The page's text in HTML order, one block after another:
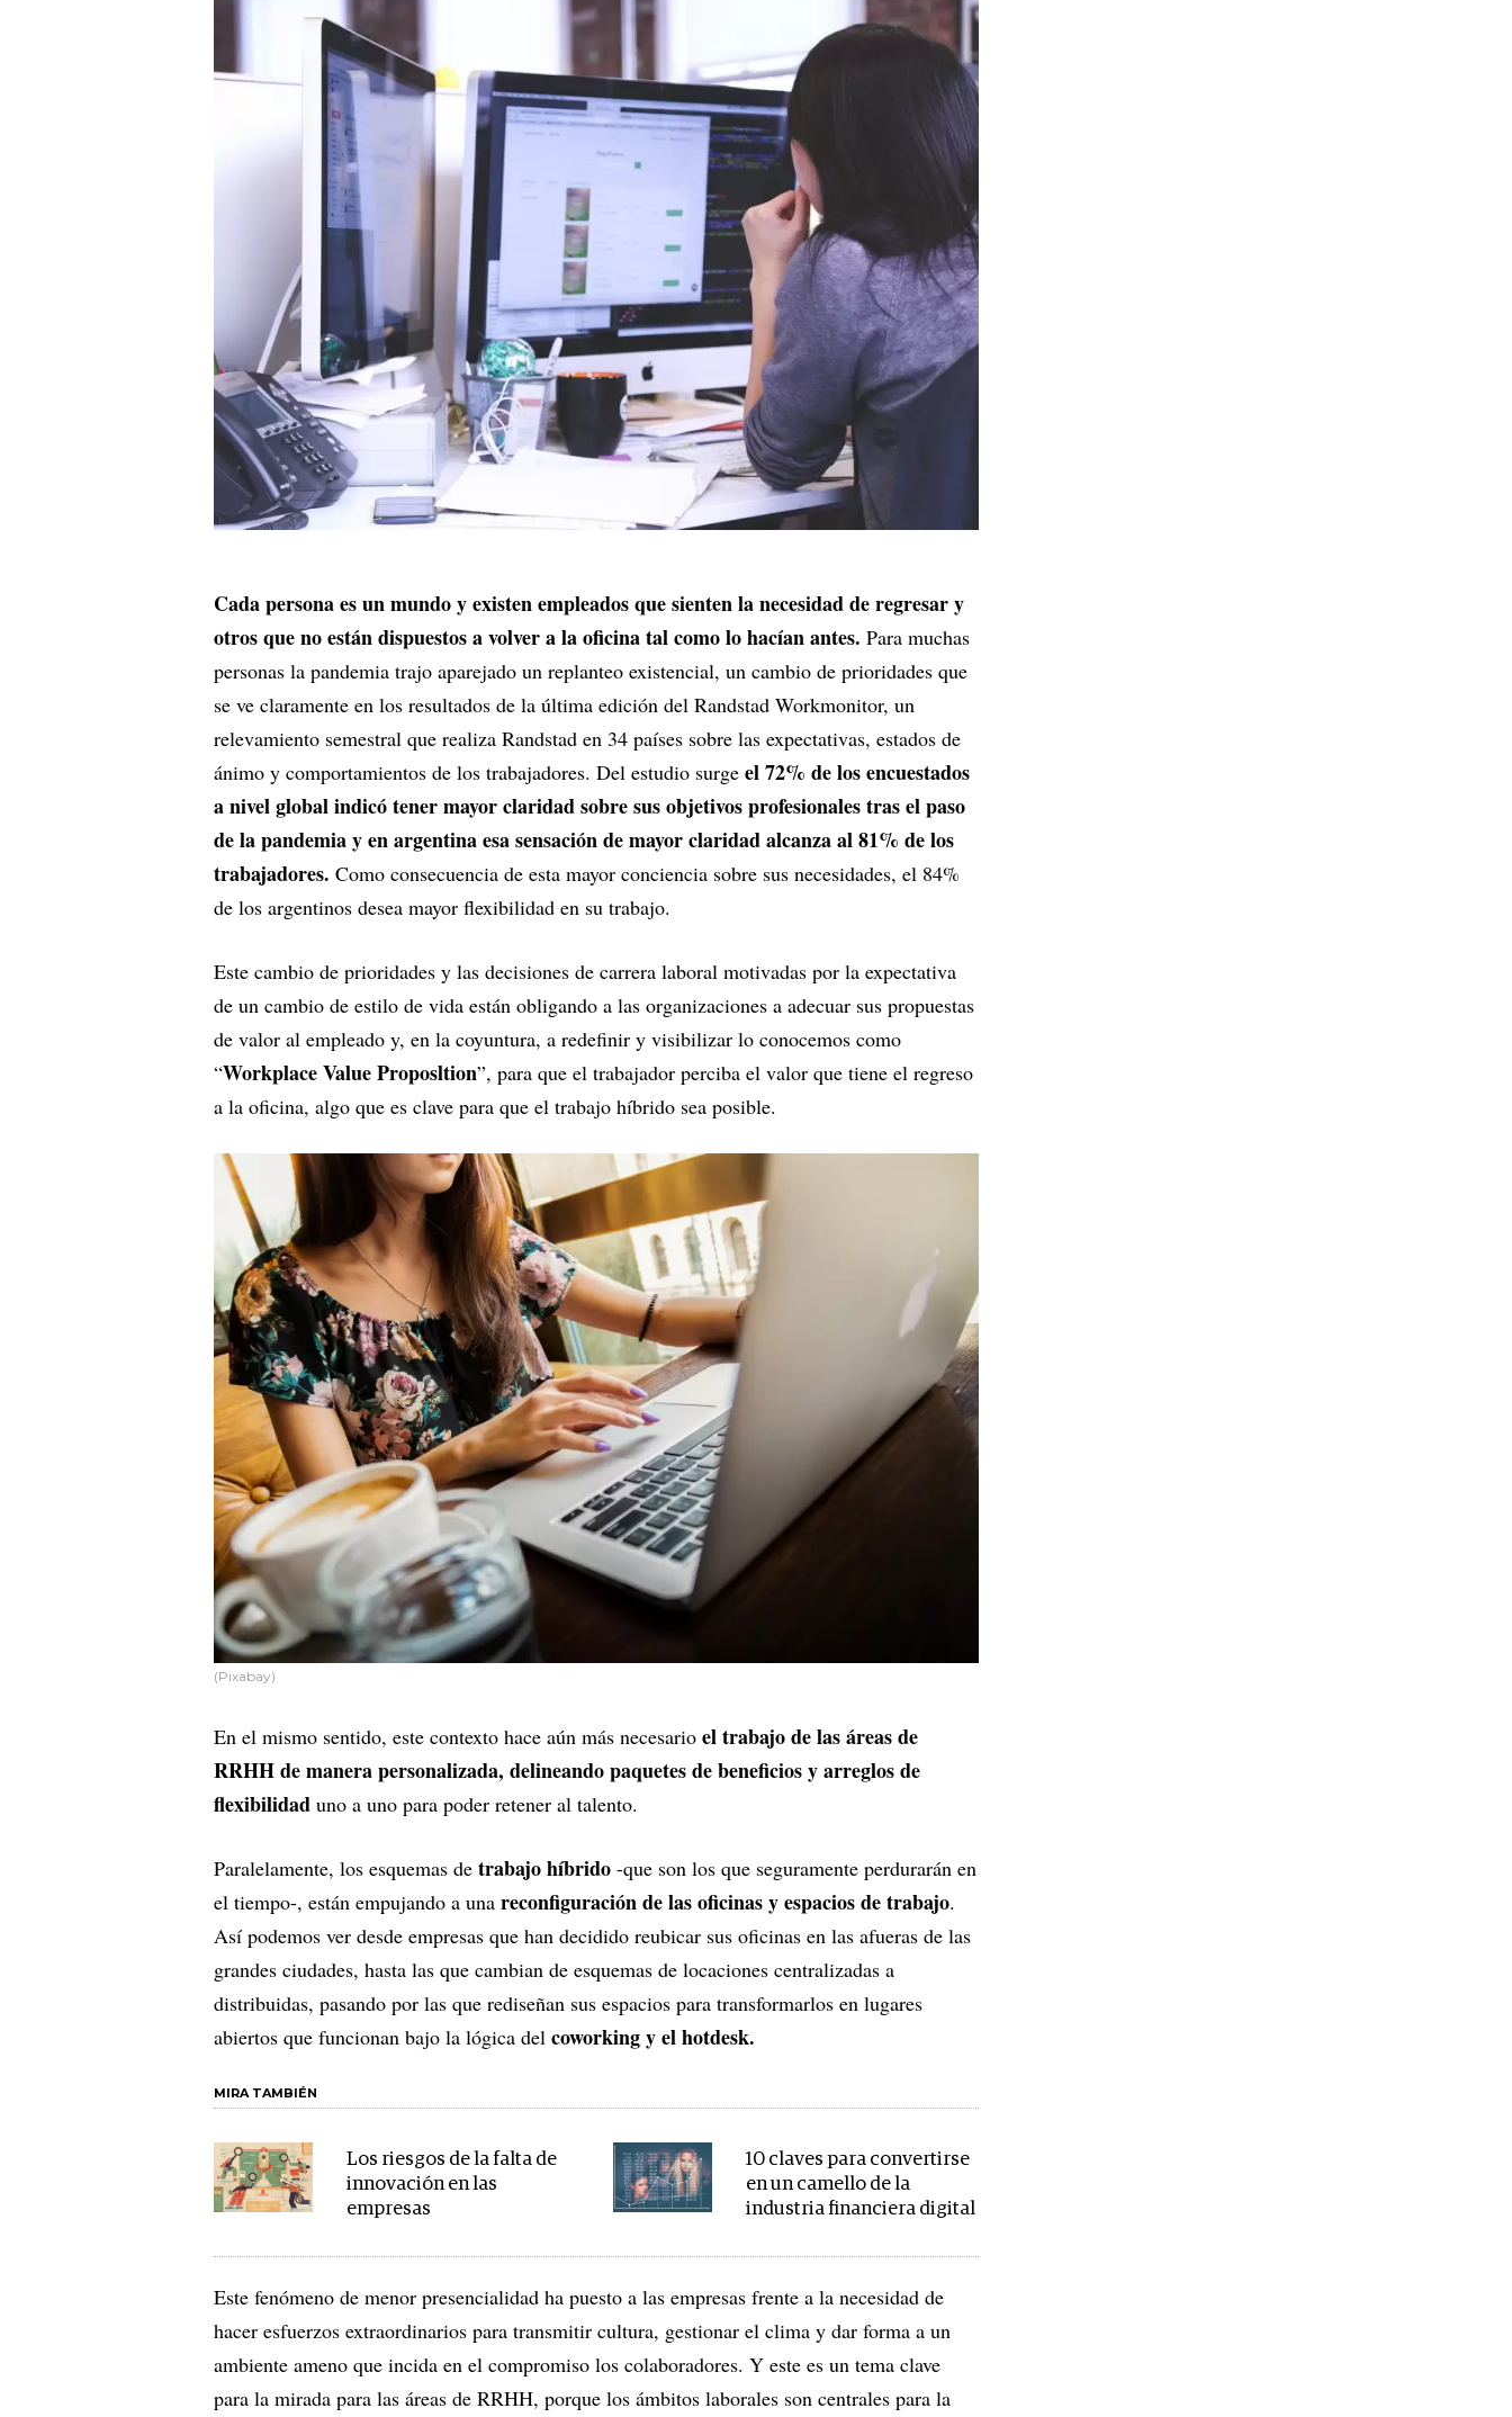
Cada persona es un mundo y existen empleados que sienten la necesidad de regresar y
otros que no están dispuestos a volver a la oficina tal como lo hacían antes. Para muchas
personas la pandemia trajo aparejado un replanteo existencial, un cambio de prioridades que
se ve claramente en los resultados de la última edición del Randstad Workmonitor, un
relevamiento semestral que realiza Randstad en 34 países sobre las expectativas, estados de
ánimo y comportamientos de los trabajadores. Del estudio surge el 72% de los encuestados
a nivel global indicó tener mayor claridad sobre sus objetivos profesionales tras el paso
de la pandemia y en argentina esa sensación de mayor claridad alcanza al 81% de los
trabajadores. Como consecuencia de esta mayor conciencia sobre sus necesidades, el 84%
de los argentinos desea mayor flexibilidad en su trabajo.
Este cambio de prioridades y las decisiones de carrera laboral motivadas por la expectativa
de un cambio de estilo de vida están obligando a las organizaciones a adecuar sus propuestas
de valor al empleado y, en la coyuntura, a redefinir y visibilizar lo conocemos como
“Workplace Value Proposltion”, para que el trabajador perciba el valor que tiene el regreso
a la oficina, algo que es clave para que el trabajo híbrido sea posible.
(Pixabay)
En el mismo sentido, este contexto hace aún más necesario el trabajo de las áreas de
RRHH de manera personalizada, delineando paquetes de beneficios y arreglos de
flexibilidad uno a uno para poder retener al talento.
Paralelamente, los esquemas de trabajo híbrido -que son los que seguramente perdurarán en
el tiempo-, están empujando a una reconfiguración de las oficinas y espacios de trabajo.
Así podemos ver desde empresas que han decidido reubicar sus oficinas en las afueras de las
grandes ciudades, hasta las que cambian de esquemas de locaciones centralizadas a
distribuidas, pasando por las que rediseñan sus espacios para transformarlos en lugares
abiertos que funcionan bajo la lógica del coworking y el hotdesk.
MIRA TAMBIÉN
Los riesgos de la falta de
innovación en las
empresas
10 claves para convertirse
en un camello de la
industria financiera digital
Este fenómeno de menor presencialidad ha puesto a las empresas frente a la necesidad de
hacer esfuerzos extraordinarios para transmitir cultura, gestionar el clima y dar forma a un
ambiente ameno que incida en el compromiso los colaboradores. Y este es un tema clave
para la mirada para las áreas de RRHH, porque los ámbitos laborales son centrales para la